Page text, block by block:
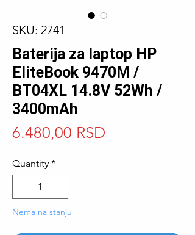
SKU: 2741
Baterija za laptop HP
EliteBook 9470M /
BT04XL 14.8V 52Wh /
3400mAh
6.480,00 RSD
Quantity *
Nema na stanju